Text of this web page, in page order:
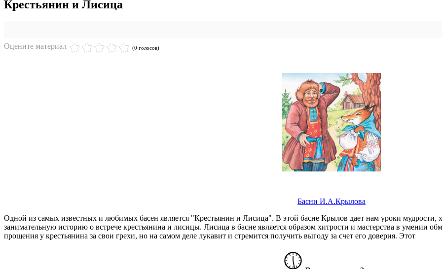
Крестьянин и Лисица
Оцените материал (0 голосов)
Басни И.А.Крылова
Одной из самых известных и любимых басен является "Крестьянин и Лисица". В этой басне Крылов дает нам уроки мудрости,
занимательную историю о встрече крестьянина и лисицы. Лисица в басне является образом хитрости и мастерства в умении
прощения у крестьянина за свои грехи, но на самом деле лукавит и стремится получить выгоду за счет его доверия. Этот